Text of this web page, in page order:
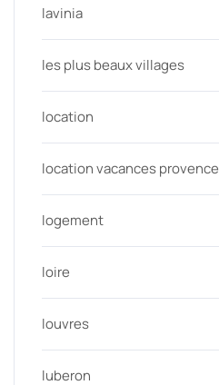
lavinia
les plus beaux villages
location
location vacances provence
logement
loire
louvres
luberon